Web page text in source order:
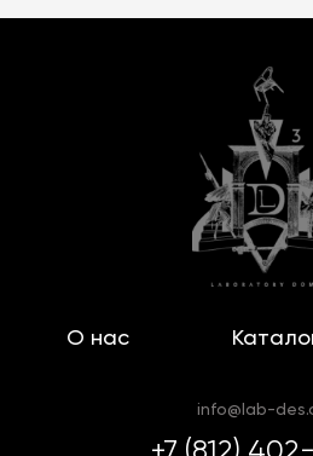
О нас
info@lab-